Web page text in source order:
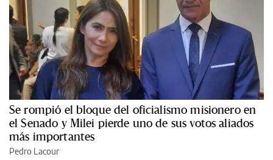
Se rompió el bloque del oficialismo misionero en
el Senado y Milei pierde uno de sus votos aliados
más importantes
Pedro Lacour